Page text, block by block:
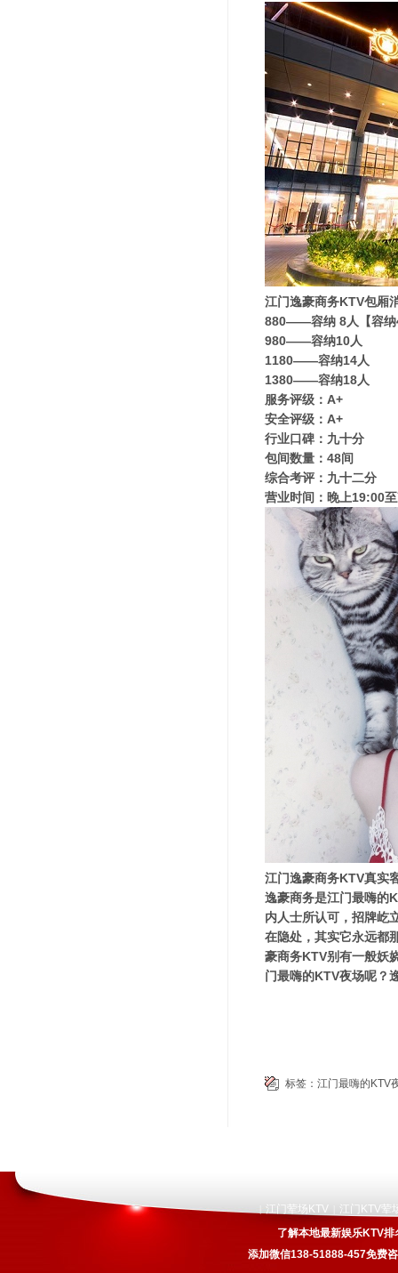
江门逸豪商务KTV包厢
880——容纳 8人【容纳
980——容纳10人
1180——容纳14人
1380——容纳18人
服务评级：A+
安全评级：A+
行业口碑：九十分
包间数量：48间
综合考评：九十二分
营业时间：晚上19:00
江门逸豪商务KTV真实
逸豪商务是江门最嗨的
内人士所认可，招牌屹
在隐处，其实它永远都
豪商务KTV别有一般妖
门最嗨的KTV夜场呢？
标签： 江门最嗨的KTV
江门荤场KTV
江门KTV荤
了解本地最新娱乐KTV
添加微信138-51888-457免费